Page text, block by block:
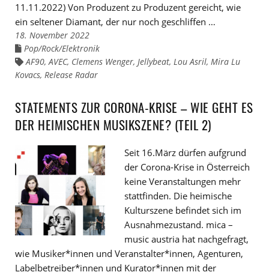
11.11.2022) Von Produzent zu Produzent gereicht, wie
ein seltener Diamant, der nur noch geschliffen …
18. November 2022
Links
den
Kategorien
Pop/Rock/Elektronik
Links
den
AF90, AVEC, Clemens Wenger, Jellybeat, Lou Asril, Mira Lu
Kovacs, Release Radar
STATEMENTS ZUR CORONA-KRISE – WIE GEHT ES
DER HEIMISCHEN MUSIKSZENE? (TEIL 2)
Seit 16.März dürfen aufgrund
der Corona-Krise in Österreich
keine Veranstaltungen mehr
stattfinden. Die heimische
Kulturszene befindet sich im
Ausnahmezustand. mica –
music austria hat nachgefragt,
wie Musiker*innen und Veranstalter*innen, Agenturen,
Labelbetreiber*innen und Kurator*innen mit der